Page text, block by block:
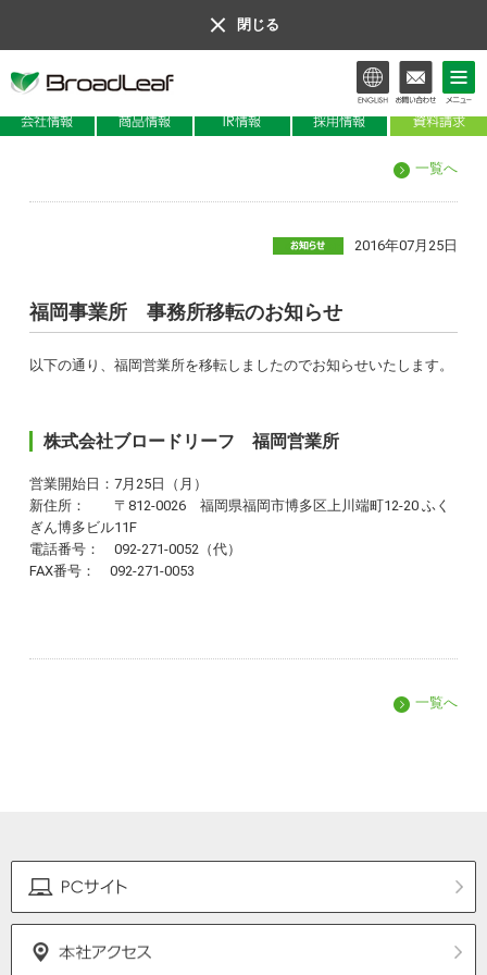
閉じる
IR情報
一覧へ
2016年07月25日
福岡事業所 事務所移転のお知らせ
以下の通り、福岡営業所を移転しましたのでお知らせいたします。
株式会社ブロードリーフ 福岡営業所
営業開始日：7月25日（月）
新住所： 〒812-0026 福岡県福岡市博多区上川端町12-20 ふく
ぎん博多ビル11F
電話番号： 092-271-0052（代）
FAX番号： 092-271-0053
一覧へ